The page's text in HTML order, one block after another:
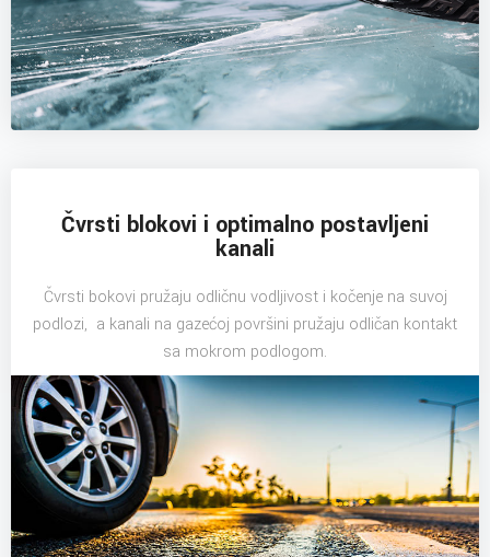
Čvrsti blokovi i optimalno postavljeni
kanali
Čvrsti bokovi pružaju odličnu vodljivost i kočenje na suvoj
podlozi, a kanali na gazećoj površini pružaju odličan kontakt
sa mokrom podlogom.